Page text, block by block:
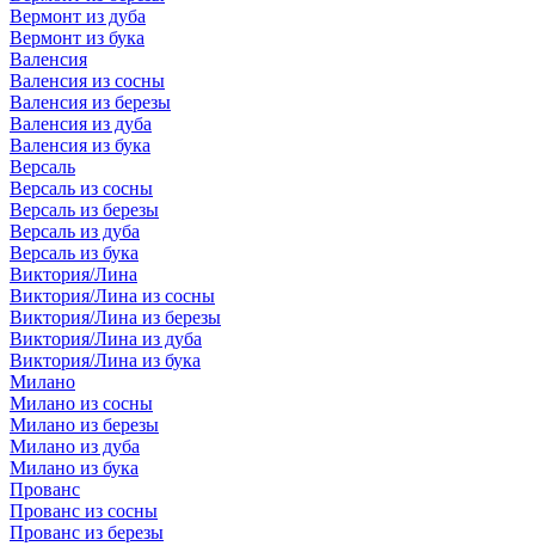
Вермонт из дуба
Вермонт из бука
Валенсия
Валенсия из сосны
Валенсия из березы
Валенсия из дуба
Валенсия из бука
Версаль
Версаль из сосны
Версаль из березы
Версаль из дуба
Версаль из бука
Виктория/Лина
Виктория/Лина из сосны
Виктория/Лина из березы
Виктория/Лина из дуба
Виктория/Лина из бука
Милано
Милано из сосны
Милано из березы
Милано из дуба
Милано из бука
Прованс
Прованс из сосны
Прованс из березы